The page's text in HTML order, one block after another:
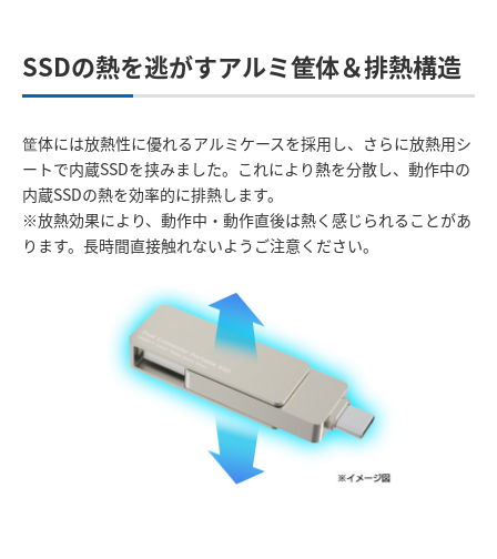
SSDの熱を逃がすアルミ筐体＆排熱構造
筐体には放熱性に優れるアルミケースを採用し、さらに放熱用シ
ートで内蔵SSDを挟みました。これにより熱を分散し、動作中の
内蔵SSDの熱を効率的に排熱します。
※放熱効果により、動作中・動作直後は熱く感じられることがあ
ります。長時間直接触れないようご注意ください。